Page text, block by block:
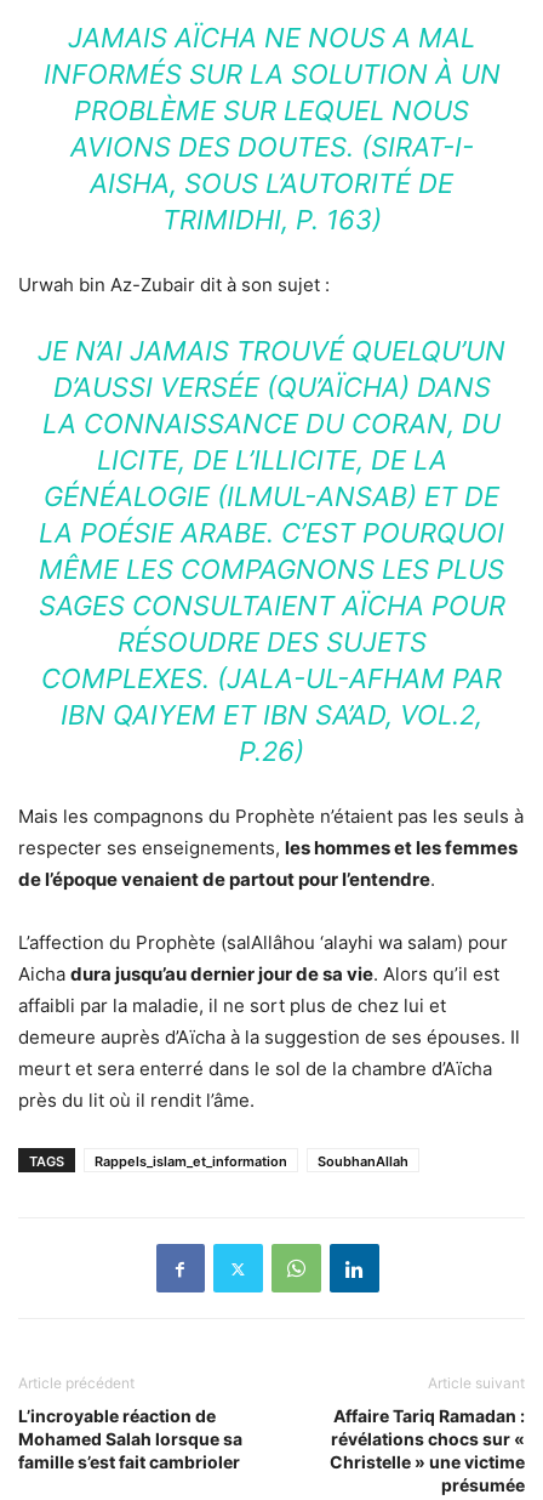
JAMAIS AÏCHA NE NOUS A MAL
INFORMÉS SUR LA SOLUTION À UN
PROBLÈME SUR LEQUEL NOUS
AVIONS DES DOUTES. (SIRAT-I-
AISHA, SOUS L’AUTORITÉ DE
TRIMIDHI, P. 163)
Urwah bin Az-Zubair dit à son sujet :
JE N’AI JAMAIS TROUVÉ QUELQU’UN
D’AUSSI VERSÉE (QU’AÏCHA) DANS
LA CONNAISSANCE DU CORAN, DU
LICITE, DE L’ILLICITE, DE LA
GÉNÉALOGIE (ILMUL-ANSAB) ET DE
LA POÉSIE ARABE. C’EST POURQUOI
MÊME LES COMPAGNONS LES PLUS
SAGES CONSULTAIENT AÏCHA POUR
RÉSOUDRE DES SUJETS
COMPLEXES. (JALA-UL-AFHAM PAR
IBN QAIYEM ET IBN SA’AD, VOL.2,
P.26)
Mais les compagnons du Prophète n’étaient pas les seuls à
respecter ses enseignements, les hommes et les femmes
de l’époque venaient de partout pour l’entendre.
L’affection du Prophète (salAllâhou ‘alayhi wa salam) pour
Aicha dura jusqu’au dernier jour de sa vie. Alors qu’il est
affaibli par la maladie, il ne sort plus de chez lui et
demeure auprès d’Aïcha à la suggestion de ses épouses. Il
meurt et sera enterré dans le sol de la chambre d’Aïcha
près du lit où il rendit l’âme.
TAGS Rappels_islam_et_information SoubhanAllah
Article précédent
L’incroyable réaction de
Mohamed Salah lorsque sa
famille s’est fait cambrioler
Article suivant
Affaire Tariq Ramadan :
révélations chocs sur «
Christelle » une victime
présumée